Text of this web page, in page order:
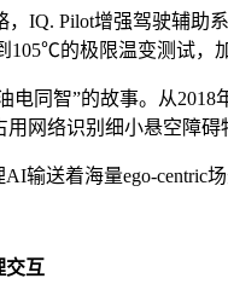
IQ. Pilot增强驾驶辅
的极限温变测试，
电同智”的故事。从
网络识别细小悬空障碍
输送着海量ego-
交互